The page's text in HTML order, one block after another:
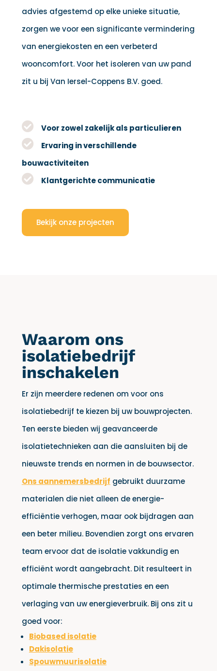
advies afgestemd op elke unieke situatie,
zorgen we voor een significante vermindering
van energiekosten en een verbeterd
wooncomfort. Voor het isoleren van uw pand
zit u bij Van Iersel-Coppens B.V. goed.
Voor zowel zakelijk als particulieren
Ervaring in verschillende
bouwactiviteiten
Klantgerichte communicatie
Bekijk onze projecten
Waarom ons
isolatiebedrijf
inschakelen
Er zijn meerdere redenen om voor ons
isolatiebedrijf te kiezen bij uw bouwprojecten.
Ten eerste bieden wij geavanceerde
isolatietechnieken aan die aansluiten bij de
nieuwste trends en normen in de bouwsector.
Ons aannemersbedrijf gebruikt duurzame
materialen die niet alleen de energie-
efficiëntie verhogen, maar ook bijdragen aan
een beter milieu. Bovendien zorgt ons ervaren
team ervoor dat de isolatie vakkundig en
efficiënt wordt aangebracht. Dit resulteert in
optimale thermische prestaties en een
verlaging van uw energieverbruik. Bij ons zit u
goed voor:
Biobased isolatie
Dakisolatie
Spouwmuurisolatie